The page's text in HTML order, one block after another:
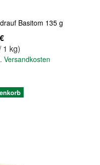
Basitom 135 g
1 kg)
Versandkosten